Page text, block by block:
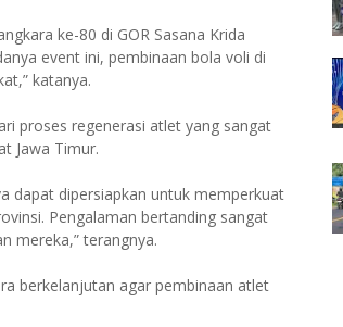
ke-80 di GOR Sasana Krida
event ini, pembinaan bola voli di
katanya.
proses regenerasi atlet yang sangat
Jawa Timur.
dapat dipersiapkan untuk memperkuat
Pengalaman bertanding sangat
mereka,” terangnya.
berkelanjutan agar pembinaan atlet